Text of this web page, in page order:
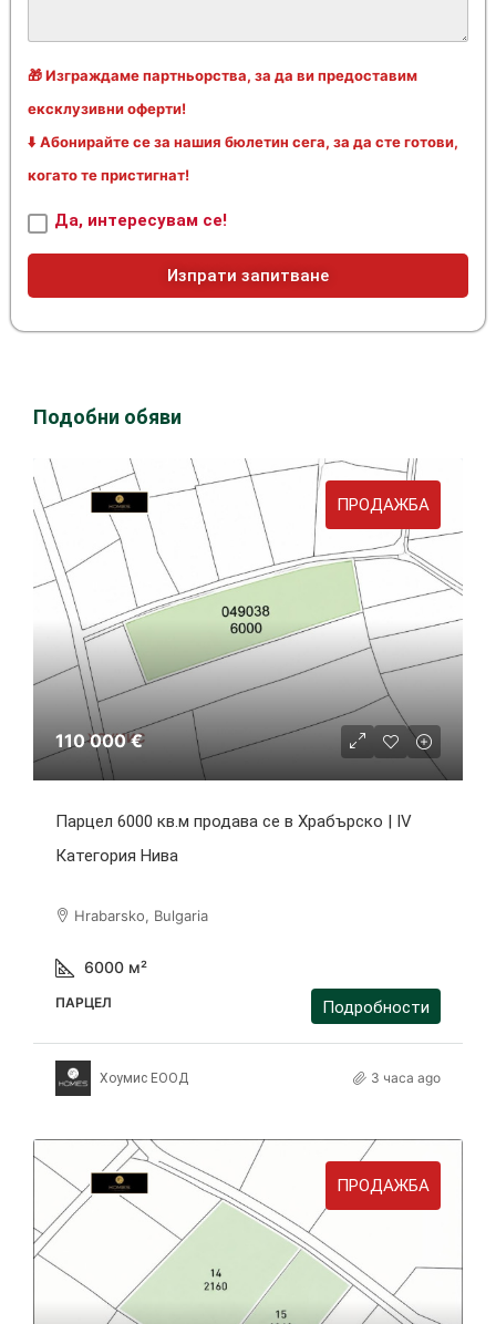
🎁 Изграждаме партньорства, за да ви предоставим
ексклузивни оферти!
⬇️ Абонирайте се за нашия бюлетин сега, за да сте готови,
когато те пристигнат!
Да, интересувам се!
Изпрати запитване
Подобни обяви
ПРОДАЖБА
110 000 €
Парцел 6000 кв.м продава се в Храбърско | IV
Категория Нива
Hrabarsko, Bulgaria
6000 м²
ПАРЦЕЛ Подробности
Хоумис ЕООД 3 часа ago
ПРОДАЖБА